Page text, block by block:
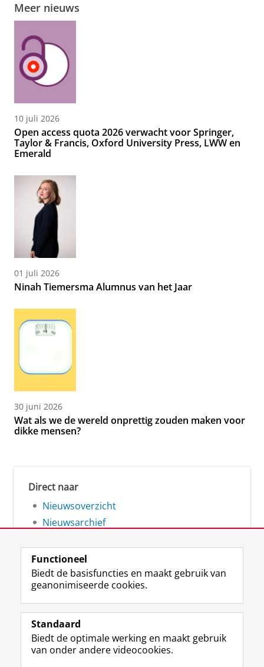
Meer nieuws
10 juli 2026
Open access quota 2026 verwacht voor Springer,
Taylor & Francis, Oxford University Press, LWW en
Emerald
01 juli 2026
Ninah Tiemersma Alumnus van het Jaar
30 juni 2026
Wat als we de wereld onprettig zouden maken voor
dikke mensen?
Direct naar
Nieuwsoverzicht
Nieuwsarchief
Volg de RUG
F
a
e
b
L
i
k
e
R
S
-
f
I
n
t
Y
o
T
Studiekiezers
Functioneel
Biedt de basisfuncties en maakt gebruik van
geanonimiseerde cookies.
Standaard
Biedt de optimale werking en maakt gebruik
van onder andere videocookies.